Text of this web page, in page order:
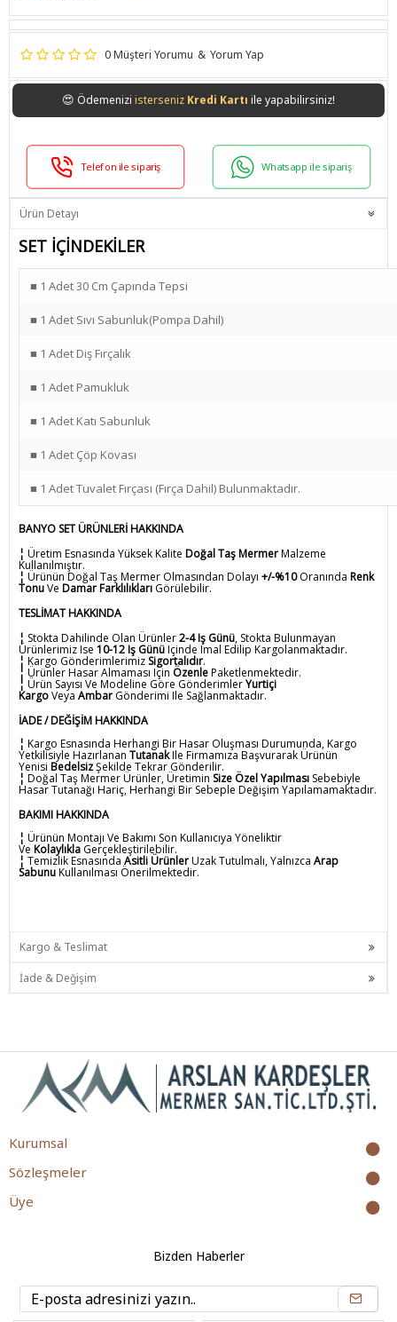
0 Müşteri Yorumu & Yorum Yap
😍 Ödemenizi istersenizKredi Kartı ile yapabilirsiniz!
Telefon ile sipariş Whatsapp ile sipariş
Ürün Detayı
SET İÇİNDEKİLER
■ 1 Adet 30 Cm Çapında Tepsi
■ 1 Adet Sıvı Sabunluk(pompa Dahil)
■ 1 Adet Diş Fırçalık
■ 1 Adet Pamukluk
■ 1 Adet Katı Sabunluk
■ 1 Adet Çöp Kovası
■ 1 Adet Tuvalet Fırçası (fırça Dahil) Bulunmaktadır.
BANYO SET ÜRÜNLERİ HAKKINDA
¦ Üretim Esnasında Yüksek Kalite Doğal Taş MermerMalzeme
Kullanılmıştır.
¦ Ürünün Doğal Taş Mermer Olmasından Dolayı +/-%10Oranında Renk
TonuVe Damar Farklılıkları Görülebilir.
TESLİMAT HAKKINDA
¦ Stokta Dahilinde Olan Ürünler2-4 Iş Günü, Stokta Bulunmayan
Ürünlerimiz Ise 10-12 Iş GünüIçinde Imal Edilip Kargolanmaktadır.
¦ Kargo Gönderimlerimiz Sigortalıdır.
¦ Ürünler Hasar Almaması Için ÖzenlePaketlenmektedir.
¦ Ürün Sayısı Ve Modeline Göre GönderimlerYurtiçi
KargoVeya Ambar Gönderimi Ile Sağlanmaktadır.
İADE / DEĞİŞİM HAKKINDA
¦ Kargo Esnasında Herhangi Bir Hasar Oluşması Durumunda, Kargo
Yetkilisiyle Hazırlanan TutanakIle Firmamıza Başvurarak Ürünün
Yenisi BedelsizŞekilde Tekrar Gönderilir.
¦ Doğal Taş Mermer Ürünler, Üretimin Size Özel Yapılması Sebebiyle
Hasar Tutanağı Hariç, Herhangi Bir Sebeple Değişim Yapılamamaktadır.
BAKIMI HAKKINDA
¦ Ürünün Montajı Ve Bakımı Son Kullanıcıya Yöneliktir
Ve Kolaylıkla Gerçekleştirilebilir.
¦ Temizlik Esnasında Asitli ÜrünlerUzak Tutulmalı, Yalnızca Arap
SabunuKullanılması Önerilmektedir.
Kargo & Teslimat
İade & Değişim
Kurumsal
Sözleşmeler
Üye
Bizden Haberler